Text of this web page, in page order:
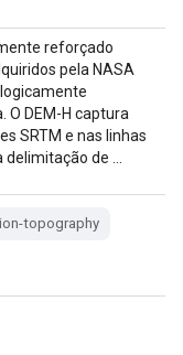
reforçado
pela NASA
DEM-H captura
SRTM e nas linhas
de …
topography